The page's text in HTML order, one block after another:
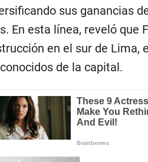
sus ganancias
En esta línea, reveló que
en el sur de Lima,
de la capital.